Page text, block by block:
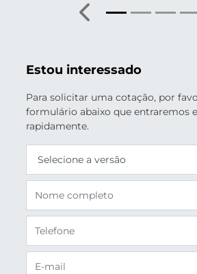
Estou interessado
Para solicitar uma cotação, por
formulário abaixo que entraremos
rapidamente.
Anterior